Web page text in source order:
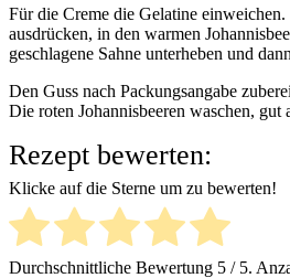
Für die Creme die Gelatine
ausdrücken, in den warmen
geschlagene Sahne unterheben und
Den Guss nach Packungsangabe
Die roten Johannisbeeren waschen,
Rezept bewerten:
Klicke auf die Sterne um zu bewerten!
Durchschnittliche Bewertung 5 / 5.